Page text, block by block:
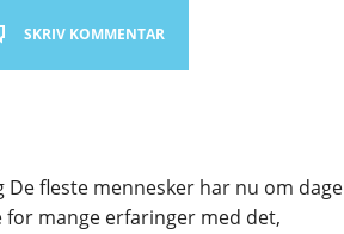
SKRIV KOMMENTAR
fleste mennesker har nu om dage
mange erfaringer med det,